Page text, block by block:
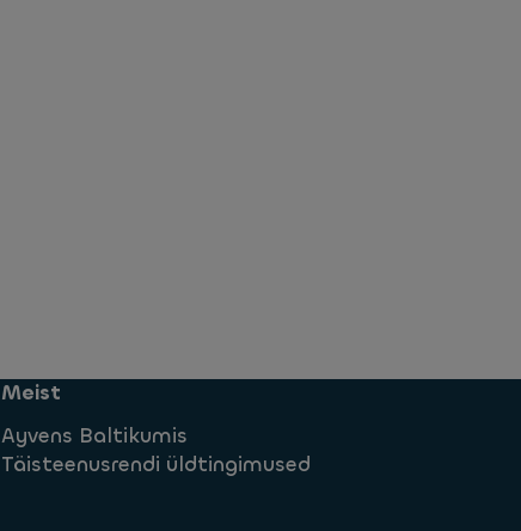
Meist
Ayvens Baltikumis
Täisteenusrendi üldtingimused